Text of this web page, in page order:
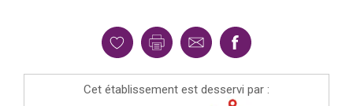
Cet établissement est desservi par :